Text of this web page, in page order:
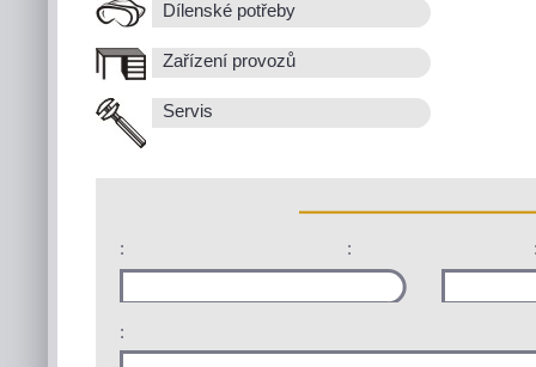
Dílenské potřeby
Zařízení provozů
Servis
: :
: